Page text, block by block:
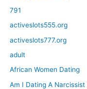
791
activeslots555.org
activeslots777.org
adult
African Women Dating
Am I Dating A Narcissist